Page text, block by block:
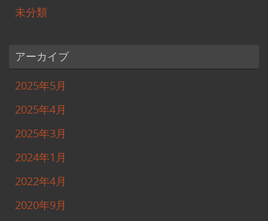
未分類
アーカイブ
2025年5月
2025年4月
2025年3月
2024年1月
2022年4月
2020年9月